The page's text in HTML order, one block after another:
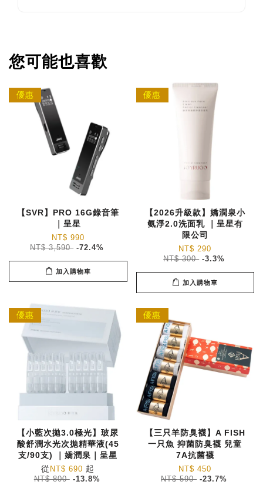
您可能也喜歡
優惠
【SVR】PRO 16G錄音筆
｜呈星
NT$ 990
NT$ 3,590 -72.4%
加入購物車
優惠
【2026升級款】嬌潤泉小
氨淨2.0洗面乳 ｜呈星有
限公司
NT$ 290
NT$ 300 -3.3%
加入購物車
優惠
【小藍次拋3.0極光】玻尿
酸舒潤水光次拋精華液(45
支/90支) ｜嬌潤泉｜呈星
從 NT$ 690 起
NT$ 800 -13.8%
優惠
【三只羊防臭襪】A FISH
一只魚 抑菌防臭襪 兒童
7A抗菌襪
NT$ 450
NT$ 590 -23.7%